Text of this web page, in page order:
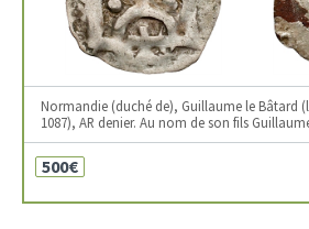
Normandie (duché de), Guillaume le Bâtard
1087), AR denier. Au nom de son fils
500€